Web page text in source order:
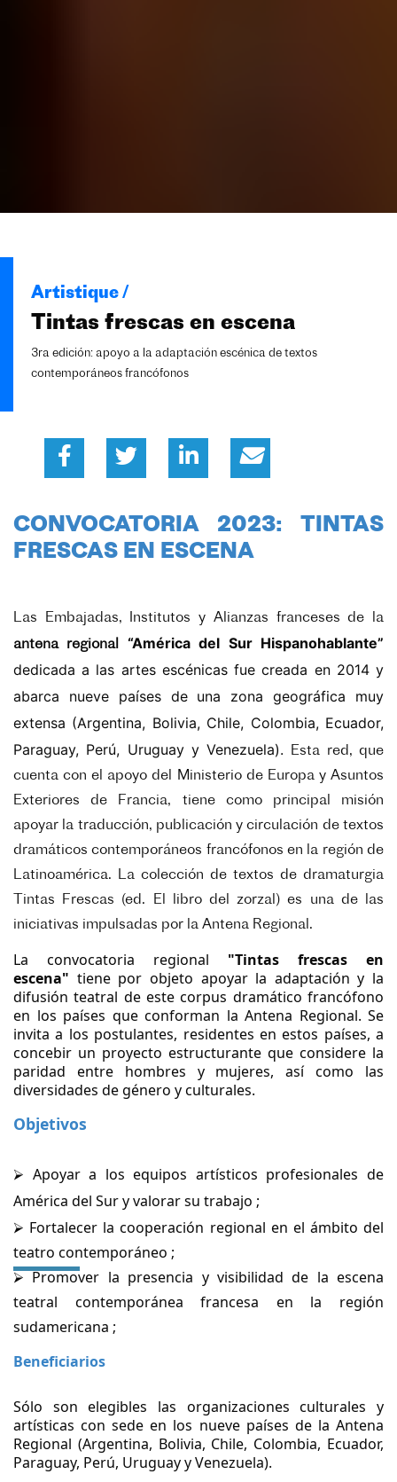
Artistique /
Tintas frescas en escena
3ra edición: apoyo a la adaptación escénica de textos
contemporáneos francófonos
CONVOCATORIA 2023: TINTAS
FRESCAS EN ESCENA
Las Embajadas, Institutos y Alianzas franceses de la
antena regional “América del Sur Hispanohablante”
dedicada a las artes escénicas fue creada en 2014 y
abarca nueve países de una zona geográfica muy
extensa (Argentina, Bolivia, Chile, Colombia, Ecuador,
Paraguay, Perú, Uruguay y Venezuela).
Esta red, que
cuenta con el apoyo del Ministerio de Europa y Asuntos
Exteriores de
Francia, tiene como principal misión
apoyar la traducción, publicación y circulación de textos
dramáticoscontemporáneos francófonos en la región de
Latinoamérica. La colección de textos de dramaturgia
Tintas
Frescas (ed. El libro del zorzal) es una de las
iniciativas impulsadas por la Antena Regional.
La convocatoria regional "Tintas frescas en
escena" tiene por objeto apoyar la adaptación y la
difusión teatral de este corpus dramático francófono
en los países que conforman la Antena Regional. Se
invita a los postulantes, residentes en estos países, a
concebir un proyecto estructurante que considere la
paridad entre hombres y mujeres, así como las
diversidades de género y culturales.
Objetivos
⮚ Apoyar a los equipos artísticos profesionales de
América del Sur y valorar su trabajo ;
⮚ Fortalecer la cooperación regional en el ámbito del
teatro contemporáneo ;
⮚ Promover la presencia y visibilidad de la escena
teatral contemporánea francesa en la región
sudamericana ;
Beneficiarios
Sólo son elegibles las organizaciones culturales y
artísticas con sede en los nueve países de la Antena
Regional (Argentina, Bolivia, Chile, Colombia, Ecuador,
Paraguay, Perú, Uruguay y Venezuela).